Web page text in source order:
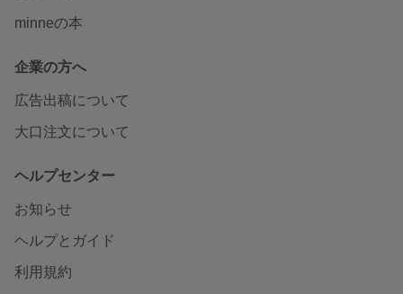
minneの本
企業の方へ
広告出稿について
大口注文について
ヘルプセンター
お知らせ
ヘルプとガイド
利用規約